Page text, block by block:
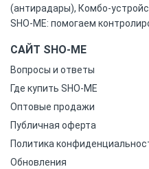
(антирадары), Комбо-
SHO-ME: помогаем
САЙТ SHO-ME
Вопросы и ответы
Где купить SHO-ME
Оптовые продажи
Публичная оферта
Политика
Обновления